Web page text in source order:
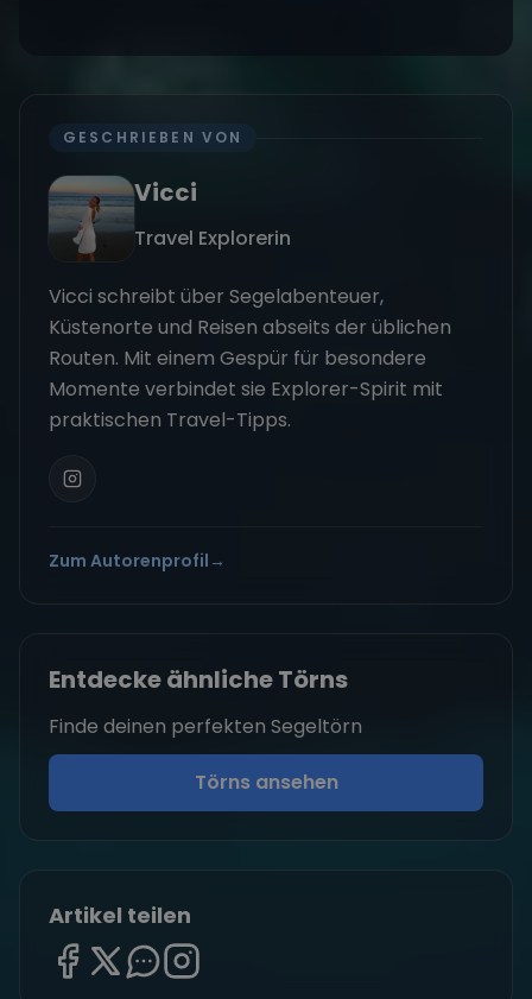
GESCHRIEBEN VON
Vicci
Travel Explorerin
Vicci schreibt über Segelabenteuer,
Küstenorte und Reisen abseits der üblichen
Routen. Mit einem Gespür für besondere
Momente verbindet sie Explorer-Spirit mit
praktischen Travel-Tipps.
Zum Autorenprofil →
Entdecke ähnliche Törns
Finde deinen perfekten Segeltörn
Törns ansehen
Artikel teilen